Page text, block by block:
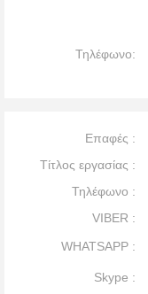
Τηλέφωνο:
Επαφές :
Τίτλος εργασίας :
Τηλέφωνο :
VIBER :
WHATSAPP :
Skype :